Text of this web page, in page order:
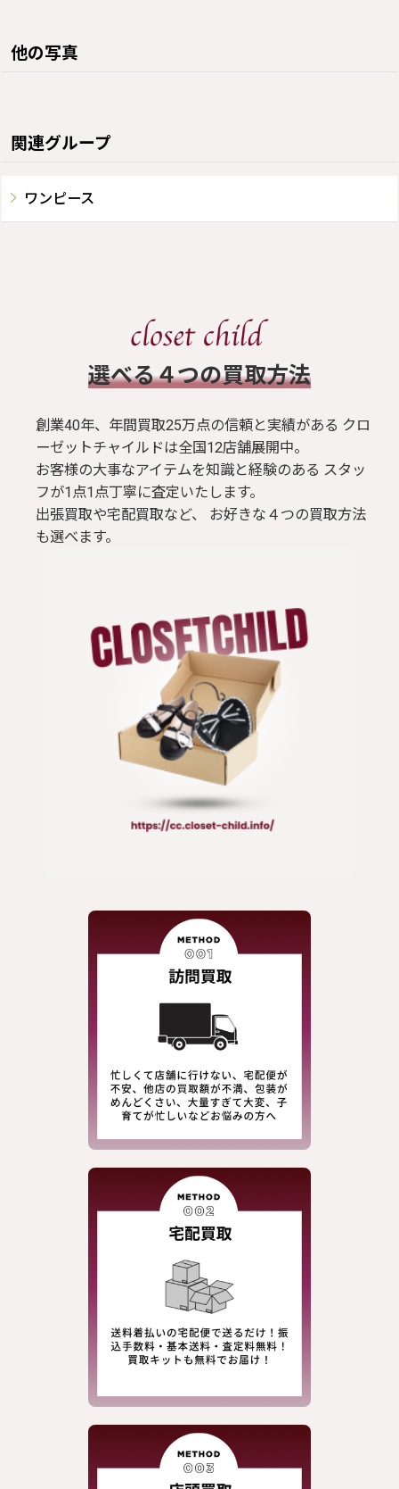
他の写真
関連グループ
ワンピース
​選べる４つの買取方法
創業40年、年間買取25万点の信頼と実績がある クロ
ーゼットチャイルドは全国12店舗展開中。
お客様の大事なアイテムを知識と経験のある スタッ
フが1点1点丁寧に査定いたします。
出張買取や宅配買取など、 お好きな４つの買取方法
も選べます。